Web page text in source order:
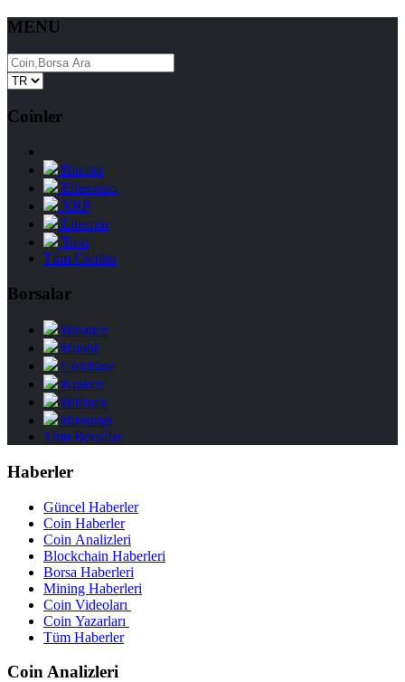
MENU
Coinler
Bitcoin
Ethereum
XRP
Litecoin
Tron
Tüm Coinler
Borsalar
Binance
Huobi
Coinbase
Kraken
Bitfinex
Bitstamp
Tüm Borsalar
Haberler
Güncel Haberler
Coin Haberler
Coin Analizleri
Blockchain Haberleri
Borsa Haberleri
Mining Haberleri
Coin Videoları
Coin Yazarları
Tüm Haberler
Coin Analizleri